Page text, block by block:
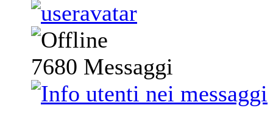
7680 Messaggi